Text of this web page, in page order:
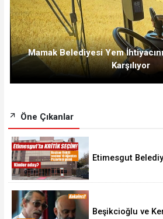
Mamak Belediyesi Yem
Karşılıyor
Öne Çıkanlar
Etimesgut
Beşikcioğlu ve